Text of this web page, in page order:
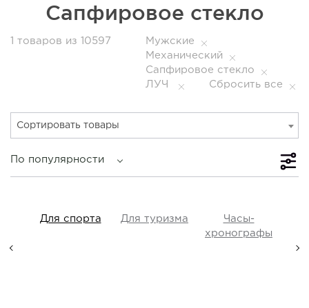
Сапфировое стекло
1 товаров из 10597
Мужские
Механический
Сапфировое стекло
ЛУЧ
Сбросить все
Сортировать товары
По популярности
Для спорта Для туризма
Часы-
хронографы